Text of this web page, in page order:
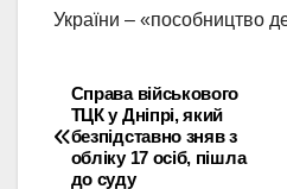
України – «пособництво
Навігація
записів
Справа військового
ТЦК у Дніпрі, який
безпідставно зняв з
обліку 17 осіб, пішла
до суду